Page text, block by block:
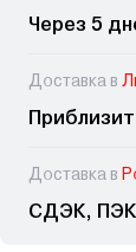
Через 5
Доставка в
Доставка в
СДЭК, ПЭК